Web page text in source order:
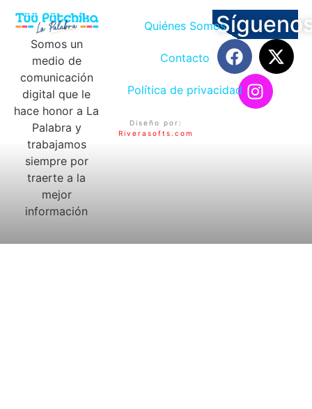
Somos un
medio de
comunicación
digital que le
hace honor a La
Palabra y
trabajamos
siempre por
traerte a la
mejor
información
Quiénes Somos
Contacto
Política de privacidad
Diseño por:
Riverasofts.com